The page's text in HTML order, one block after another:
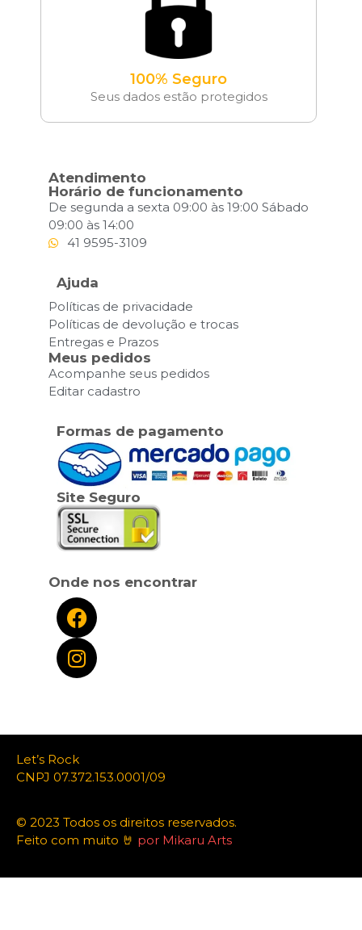
100% Seguro
Seus dados estão protegidos
Atendimento
Horário de funcionamento
De segunda a sexta 09:00 às 19:00 Sábado
09:00 às 14:00
41 9595-3109
Ajuda
Políticas de privacidade
Políticas de devolução e trocas
Entregas e Prazos
Meus pedidos
Acompanhe seus pedidos
Editar cadastro
Formas de pagamento
Site Seguro
Onde nos encontrar
Let’s Rock
CNPJ 07.372.153.0001/09
© 2023 Todos os direitos reservados.
Feito com muito 🤘 por Mikaru Arts